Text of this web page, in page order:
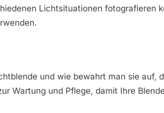
Lichtsituationen fotografieren
und wie bewahrt man sie auf,
Wartung und Pflege, damit Ihre